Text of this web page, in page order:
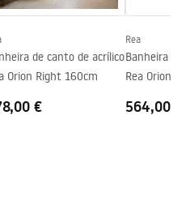
Sim
de canto de acrílico
Orion Right 160cm
€
Rea
Banheira de
Rea Orion
564,00 €